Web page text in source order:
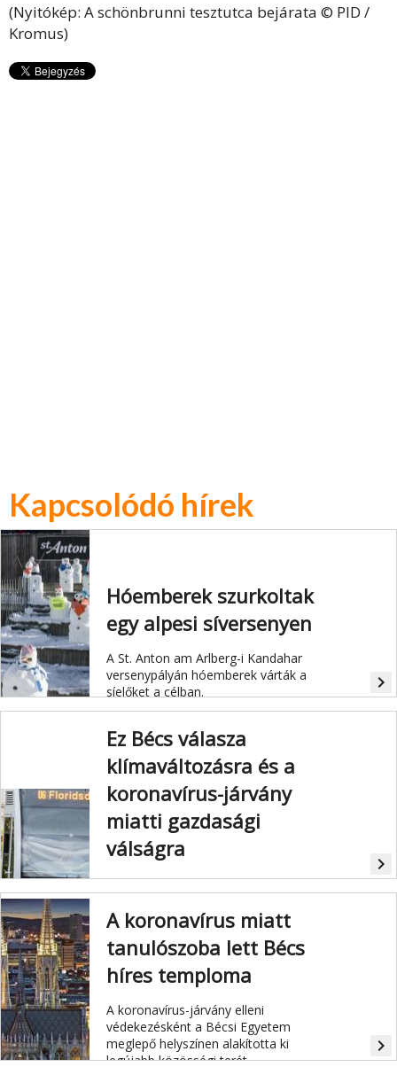
(Nyitókép: A schönbrunni tesztutca bejárata © PID /
Kromus)
Kapcsolódó hírek
Hóemberek szurkoltak
egy alpesi síversenyen
A St. Anton am Arlberg-i Kandahar
versenypályán hóemberek várták a
síelőket a célban.
navigate_next
Ez Bécs válasza
klímaváltozásra és a
koronavírus-járvány
miatti gazdasági
válságra
Az U2/U5-ös metró kiépítése Bécs
kihívására: a klímaváltozásra és a
koronavírus-járvány miatti gazdasági
válságra.
navigate_next
A koronavírus miatt
tanulószoba lett Bécs
híres temploma
A koronavírus-járvány elleni
védekezésként a Bécsi Egyetem
meglepő helyszínen alakította ki
legújabb közösségi terét.
navigate_next